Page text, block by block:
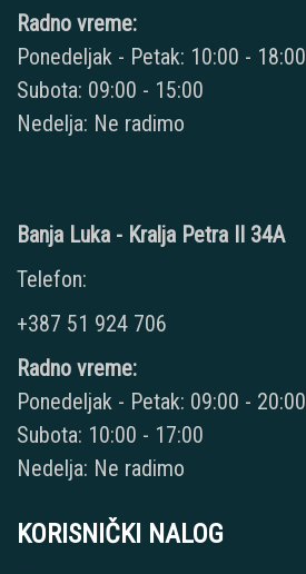
Radno vreme:
Ponedeljak - Petak: 10:00 - 18:00
Subota: 09:00 - 15:00
Nedelja: Ne radimo
Banja Luka - Kralja Petra II 34A
Telefon:
+387 51 924 706
Radno vreme:
Ponedeljak - Petak: 09:00 - 20:00
Subota: 10:00 - 17:00
Nedelja: Ne radimo
KORISNIČKI NALOG